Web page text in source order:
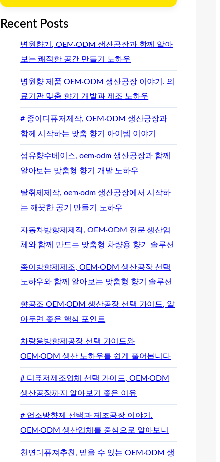
Recent Posts
병원향기, OEM·ODM 생산공장과 함께 알아
보는 쾌적한 공간 만들기 노하우
병원향 제품 OEM·ODM 생산공장 이야기. 의
료기관 맞춤 향기 개발과 제조 노하우
# 종이디퓨저제작, OEM·ODM 생산공장과
함께 시작하는 맞춤 향기 아이템 이야기
섬유향수베이스, oem·odm 생산공장과 함께
알아보는 맞춤형 향기 개발 노하우
탈취제제작, oem·odm 생산공장에서 시작하
는 깨끗한 공기 만들기 노하우
자동차방향제제작, OEM·ODM 전문 생산업
체와 함께 만드는 맞춤형 차량용 향기 솔루션
종이방향제제조, OEM·ODM 생산공장 선택
노하우와 함께 알아보는 맞춤형 향기 솔루션
향공조 OEM·ODM 생산공장 선택 가이드, 알
아두면 좋은 핵심 포인트
차량용방향제공장 선택 가이드와
OEM·ODM 생산 노하우를 쉽게 풀어봅니다
# 디퓨저제조업체 선택 가이드, OEM·ODM
생산공장까지 알아보기 좋은 이유
# 업소방향제 선택과 제조공장 이야기.
OEM·ODM 생산업체를 중심으로 알아보니
천연디퓨져추천, 믿을 수 있는 OEM·ODM 생